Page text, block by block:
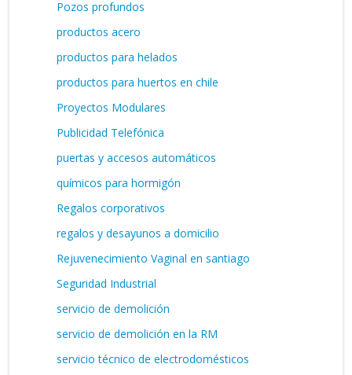
Pozos profundos
productos acero
productos para helados
productos para huertos en chile
Proyectos Modulares
Publicidad Telefónica
puertas y accesos automáticos
químicos para hormigón
Regalos corporativos
regalos y desayunos a domicilio
Rejuvenecimiento Vaginal en santiago
Seguridad Industrial
servicio de demolición
servicio de demolición en la RM
servicio técnico de electrodomésticos